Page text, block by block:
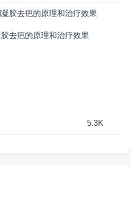
去疤的原理和治疗效果
5.3K